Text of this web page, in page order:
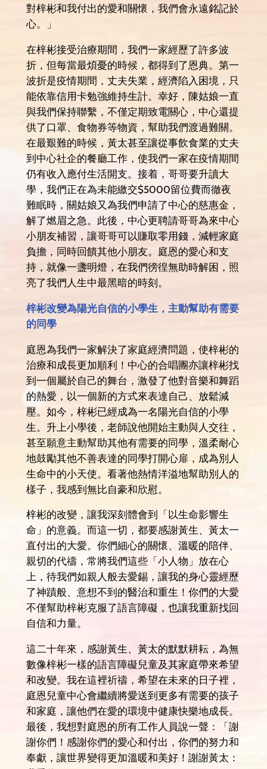
對梓彬和我付出的愛和關懷，我們會永遠銘記於
心。」
在梓彬接受治療期間，我們一家經歷了許多波
折，但每當最煩憂的時候，都得到了恩典。第一
波折是疫情期間，丈夫失業，經濟陷入困境，只
能依靠信用卡勉強維持生計。幸好，陳姑娘一直
與我們保持聯繫，不僅定期致電關心，中心還提
供了口罩、食物券等物資，幫助我們渡過難關。
在最艱難的時候，黃太甚至讓從事飲食業的丈夫
到中心社企的餐廳工作，使我們一家在疫情期間
仍有收入應付生活開支。接着，哥哥要升讀大
學，我們正在為未能繳交$5000留位費而徹夜
難眠時，關姑娘又為我們申請了中心的慈惠金，
解了燃眉之急。此後，中心更聘請哥哥為來中心
小朋友補習，讓哥哥可以賺取零用錢，減輕家庭
負擔，同時回饋其他小朋友。庭恩的愛心和支
持，就像一盞明燈，在我們徬徨無助時解困，照
亮了我們人生中最黑暗的時刻。
梓彬改變為陽光自信的小學生，主動幫助有需要
的同學
庭恩為我們一家解決了家庭經濟問題，使梓彬的
治療和成長更加順利！中心的合唱團亦讓梓彬找
到一個屬於自己的舞台，激發了他對音樂和舞蹈
的熱愛，以一個新的方式來表達自己、放鬆減
壓。如今，梓彬已經成為一名陽光自信的小學
生。升上小學後，老師說他開始主動與人交往，
甚至願意主動幫助其他有需要的同學，溫柔耐心
地鼓勵其他不善表達的同學打開心扉，成為別人
生命中的小天使。看著他熱情洋溢地幫助別人的
樣子，我感到無比自豪和欣慰。
梓彬的改變，讓我深刻體會到「以生命影響生
命」的意義。而這一切，都要感謝黃生、黃太一
直付出的大愛。你們細心的關懷、溫暖的陪伴、
親切的代禱，常將我們這些「小人物」放在心
上，待我們如親人般去愛錫，讓我的身心靈經歷
了神蹟般、意想不到的醫治和重生！你們的大愛
不僅幫助梓彬克服了語言障礙，也讓我重新找回
自信和力量。
這二十年來，感謝黃生、黃太的默默耕耘，為無
數像梓彬一樣的語言障礙兒童及其家庭帶來希望
和改變。我在這裡祈禱，希望在未來的日子裡，
庭恩兒童中心會繼續將愛送到更多有需要的孩子
和家庭，讓他們在愛的環境中健康快樂地成長。
最後，我想對庭恩的所有工作人員說一聲：「謝
謝你們！感謝你們的愛心和付出，你們的努力和
奉獻，讓世界變得更加溫暖和美好！謝謝黃太：